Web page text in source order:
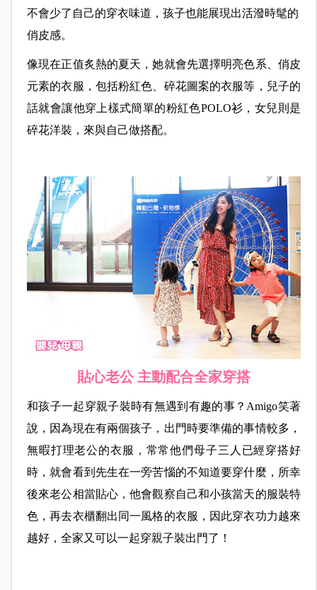
不會少了自己的穿衣味道，孩子也能展現出活潑時髦的
俏皮感。
像現在正值炙熱的夏天，她就會先選擇明亮色系、俏皮
元素的衣服，包括粉紅色、碎花圖案的衣服等，兒子的
話就會讓他穿上樣式簡單的粉紅色POLO衫，女兒則是
碎花洋裝，來與自己做搭配。
貼心老公 主動配合全家穿搭
和孩子一起穿親子裝時有無遇到有趣的事？Amigo笑著
說，因為現在有兩個孩子，出門時要準備的事情較多，
無暇打理老公的衣服，常常他們母子三人已經穿搭好
時，就會看到先生在一旁苦惱的不知道要穿什麼，所幸
後來老公相當貼心，他會觀察自己和小孩當天的服裝特
色，再去衣櫃翻出同一風格的衣服，因此穿衣功力越來
越好，全家又可以一起穿親子裝出門了！